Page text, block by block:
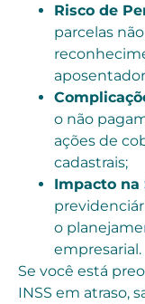
Risco de
parcelas
o não
ações de
cadastrais;
Impacto na
o
empresarial.
Se você está
INSS em atraso,